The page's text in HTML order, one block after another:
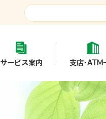
サービス案内 支店･ATM